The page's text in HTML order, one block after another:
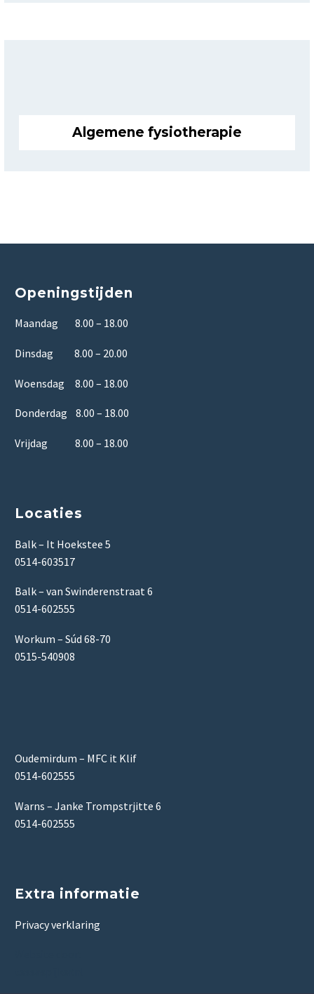
Algemene fysiotherapie
Openingstijden
Maandag 8.00 – 18.00
Dinsdag 8.00 – 20.00
Woensdag 8.00 – 18.00
Donderdag 8.00 – 18.00
Vrijdag 8.00 – 18.00
Locaties
Balk – It Hoekstee 5
0514-603517
Balk – van Swinderenstraat 6
0514-602555
Workum – Súd 68-70
0515-540908
Oudemirdum – MFC it Klif
0514-602555
Warns – Janke Trompstrjitte 6
0514-602555
Extra informatie
Privacy verklaring